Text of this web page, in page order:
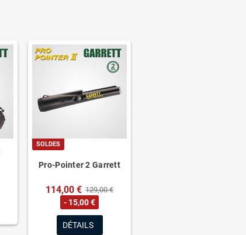
SOLDES
Pro-Pointer 2 Garrett
114,00 € 129,00 €
- 15,00 €
DÉTAILS